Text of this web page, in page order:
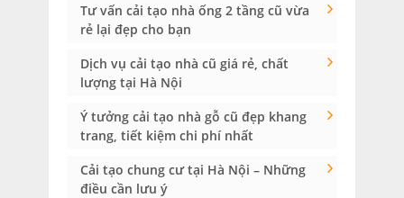
Tư vấn cải tạo nhà ống 2 tầng cũ vừa
rẻ lại đẹp cho bạn
Dịch vụ cải tạo nhà cũ giá rẻ, chất
lượng tại Hà Nội
Ý tưởng cải tạo nhà gỗ cũ đẹp khang
trang, tiết kiệm chi phí nhất
Cải tạo chung cư tại Hà Nội – Những
điều cần lưu ý